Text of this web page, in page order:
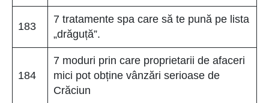
183
7 tratamente spa care să te pună pe lista
„drăguță”.
184
7 moduri prin care proprietarii de afaceri
mici pot obține vânzări serioase de
Crăciun